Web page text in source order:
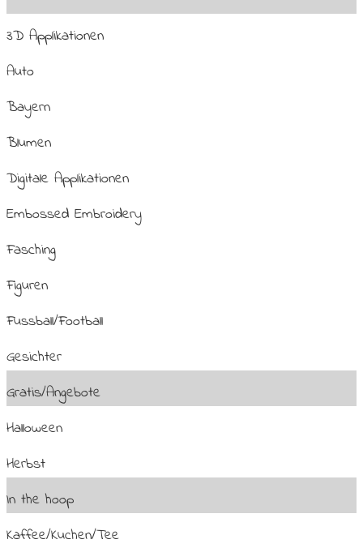
3D Applikationen
Auto
Bayern
Blumen
Digitale Applikationen
Embossed Embroidery
Fasching
Figuren
Fussball/Football
Gesichter
Gratis/Angebote
Halloween
Herbst
In the hoop
Kaffee/Kuchen/Tee